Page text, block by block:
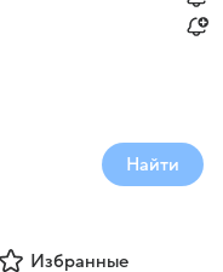
Найти
Избранные